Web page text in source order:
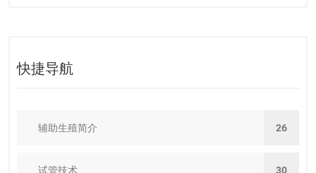
快捷导航
辅助生殖简介 26
试管技术 30